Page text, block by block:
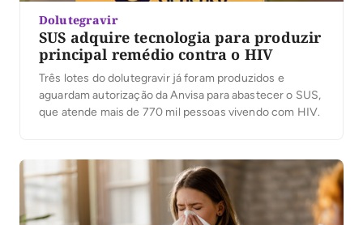
Dolutegravir
SUS adquire tecnologia para produzir
principal remédio contra o HIV
Três lotes do dolutegravir já foram produzidos e
aguardam autorização da Anvisa para abastecer o SUS,
que atende mais de 770 mil pessoas vivendo com HIV.